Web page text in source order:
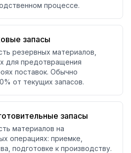
процессе.
запасы
резервных материалов,
для предотвращения
поставок. Обычно
от текущих запасов.
запасы
материалов на
операциях: приемке,
подготовке к производству.